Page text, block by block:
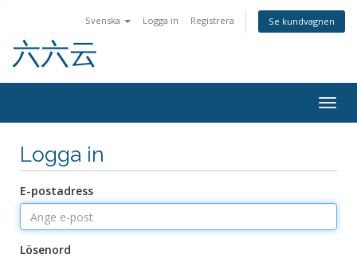
Svenska Logga in Registrera Se kundvagnen
六六云
Logga in
E-postadress
Lösenord